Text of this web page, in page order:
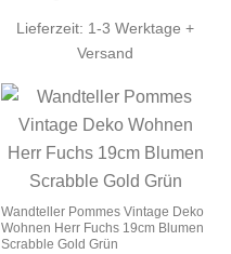
Lieferzeit: 1-3 Werktage +
Versand
Wandteller Pommes Vintage Deko
Wohnen Herr Fuchs 19cm Blumen
Scrabble Gold Grün